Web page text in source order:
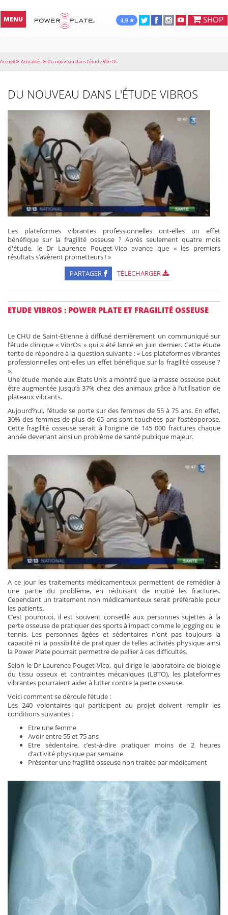
SHOP
MENU
Accueil > Actualités > Du nouveau dans l'étude VibrOs
DU NOUVEAU DANS L'ÉTUDE VIBROS
Les plateformes vibrantes professionnelles ont-elles un effet
bénéfique sur la fragilité osseuse ? Après seulement quatre mois
d'étude, le Dr Laurence Pouget-Vico avance que « les premiers
résultats s’avèrent prometteurs ! »
PARTAGER
TÉLÉCHARGER
ETUDE VIBROS : POWER PLATE ET FRAGILITÉ OSSEUSE
Le CHU de Saint-Etienne à diffusé dernièrement un communiqué sur
l’étude clinique « VibrOs » qui a été lancé en juin dernier. Cette étude
tente de répondre à la question suivante : « Les plateformes vibrantes
professionnelles ont-elles un effet bénéfique sur la fragilité osseuse ?
».
Une étude menée aux Etats Unis a montré que la masse osseuse peut
être augmentée jusqu’à 37% chez des animaux grâce à l’utilisation de
plateaux vibrants.
Aujourd’hui, l’étude se porte sur des femmes de 55 à 75 ans. En effet,
30% des femmes de plus de 65 ans sont touchées par l’ostéoporose.
Cette fragilité osseuse serait à l’origine de 145 000 fractures chaque
année devenant ainsi un problème de santé publique majeur.
A ce jour les traitements médicamenteux permettent de remédier à
une partie du problème, en réduisant de moitié les fractures.
Cependant un traitement non médicamenteux serait préférable pour
les patients.
C’est pourquoi, il est souvent conseillé aux personnes sujettes à la
perte osseuse de pratiquer des sports à impact comme le jogging ou le
tennis. Les personnes âgées et sédentaires n’ont pas toujours la
capacité ni la possibilité de pratiquer de telles activités physique ainsi
la Power Plate pourrait permettre de pallier à ces difficultés.
Selon le Dr Laurence Pouget-Vico, qui dirige le laboratoire de biologie
du tissu osseux et contraintes mécaniques (LBTO), les plateformes
vibrantes pourraient aider à lutter contre la perte osseuse.
Voici comment se déroule l’étude :
Les 240 volontaires qui participent au projet doivent remplir les
conditions suivantes :
Etre une femme
Avoir entre 55 et 75 ans
Etre sédentaire, c’est-à-dire pratiquer moins de 2 heures
d’activité physique par semaine
Présenter une fragilité osseuse non traitée par médicament